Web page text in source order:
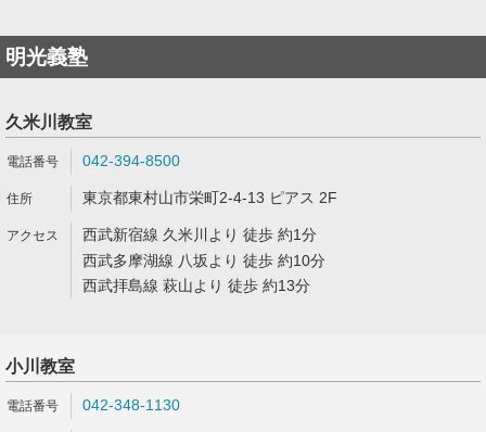
明光義塾
久米川教室
042-394-8500
東京都東村山市栄町2-4-13 ピアス 2F
西武新宿線 久米川より 徒歩 約1分
西武多摩湖線 八坂より 徒歩 約10分
西武拝島線 萩山より 徒歩 約13分
小川教室
042-348-1130